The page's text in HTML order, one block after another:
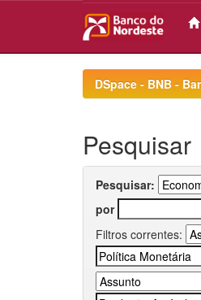
DSpace - BNB -
Pesquisar
Pesquisar:
por
Filtros correntes: